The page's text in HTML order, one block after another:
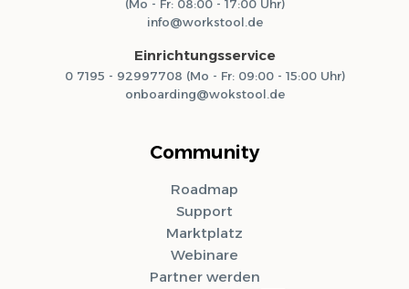
(Mo - Fr: 08:00 - 17:00 Uhr)
info@workstool.de
Einrichtungsservice
0 7195 - 92997708 (Mo - Fr: 09:00 - 15:00 Uhr)
onboarding@wokstool.de
Community
Roadmap
Support
Marktplatz
Webinare
Partner werden